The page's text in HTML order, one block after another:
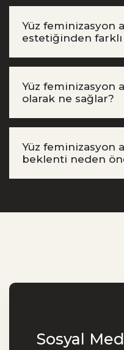
Yüz feminizasyon
estetiğinden farklı
Yüz feminizasyon
olarak ne sağlar?
Yüz feminizasyon
beklenti neden
Sosyal